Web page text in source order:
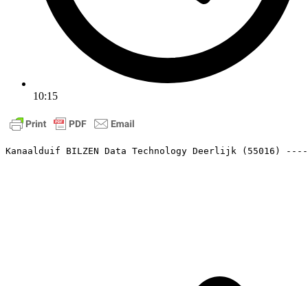
10:15
Kanaalduif BILZEN Data Technology Deerlijk (55016)